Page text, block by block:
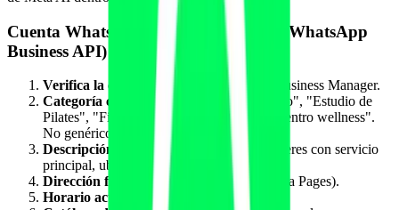
Cuenta WhatsApp Business o WABA (WhatsApp
Business API)
Verifica la cuenta de negocio
con Meta Business Manager.
Categoría correcta y específica: "Gimnasio", "Estudio de
Pilates", "Fisioterapia", "Nutricionista", "Centro wellness".
No genéricos tipo "Salud".
Descripción de negocio
en 150-200 caracteres con servicio
principal, ubicación y diferenciación clara.
Dirección física verificable
(Meta valida vía Pages).
Horario actualizado
semanalmente.